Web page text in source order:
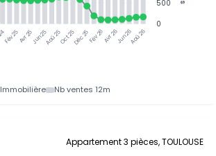
Fév 25Avr 25Jun 25Aoû 25Oct 25Déc 25Fév 26Avr 26Jun 26Aoû 26
500
0
Nb ventes 12m
Appartement 3 pièces, TOULOUSE